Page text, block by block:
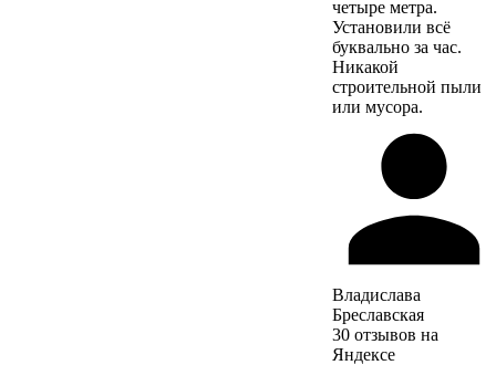
четыре метра.
Установили всё
буквально за час.
Никакой
строительной пыли
или мусора.
Владислава
Бреславская
30 отзывов на
Яндексе